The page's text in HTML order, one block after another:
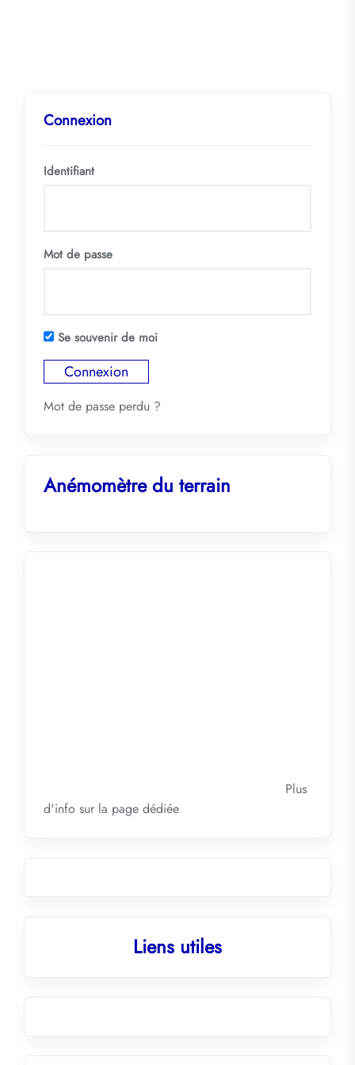
Connexion
Identifiant
Mot de passe
Se souvenir de moi
Mot de passe perdu ?
Anémomètre du terrain
Plus
d'info sur la page dédiée
Liens utiles